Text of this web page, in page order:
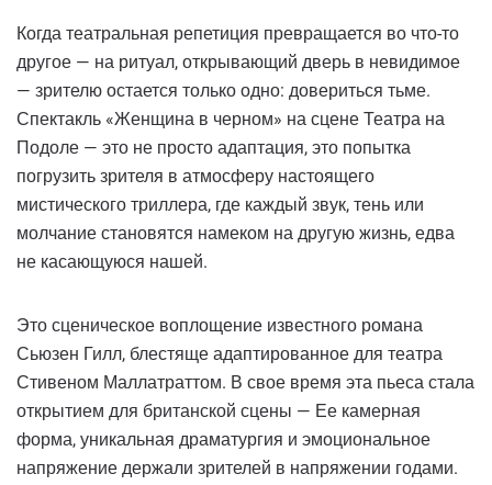
Когда театральная репетиция превращается во что-то
другое — на ритуал, открывающий дверь в невидимое
— зрителю остается только одно: довериться тьме.
Спектакль «Женщина в черном» на сцене Театра на
Подоле — это не просто адаптация, это попытка
погрузить зрителя в атмосферу настоящего
мистического триллера, где каждый звук, тень или
молчание становятся намеком на другую жизнь, едва
не касающуюся нашей.
Это сценическое воплощение известного романа
Сьюзен Гилл, блестяще адаптированное для театра
Стивеном Маллатраттом. В свое время эта пьеса стала
открытием для британской сцены — Ее камерная
форма, уникальная драматургия и эмоциональное
напряжение держали зрителей в напряжении годами.